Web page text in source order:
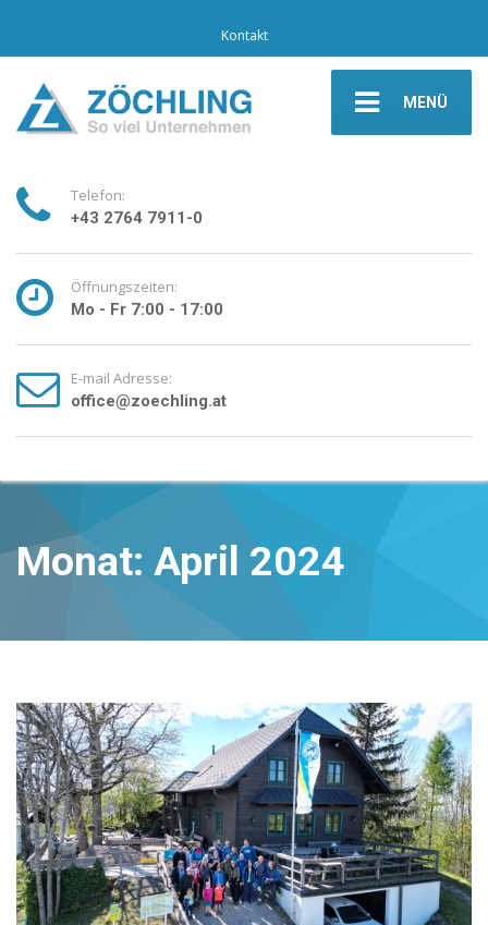
Kontakt
MENÜ
Telefon:
+43 2764 7911-0
Öffnungszeiten:
Mo - Fr 7:00 - 17:00
E-mail Adresse:
office@zoechling.at
Monat: April 2024